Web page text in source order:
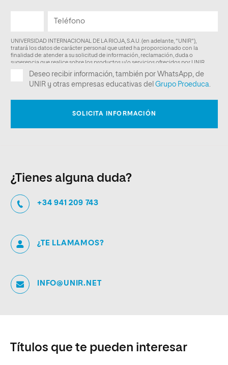
¿Tienes alguna duda?
+34 941 209 743
¿TE LLAMAMOS?
INFO@UNIR.NET
Títulos que te pueden interesar